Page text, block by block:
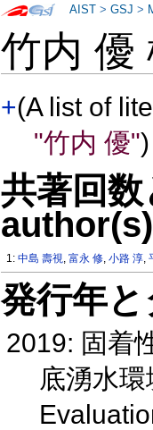
竹内
+(A list of
"竹内 優")
共著回
1:中島 壽視,富永 修,小路 淳,
発行年
2019: 固着
底湧水
AIST >GSJ >